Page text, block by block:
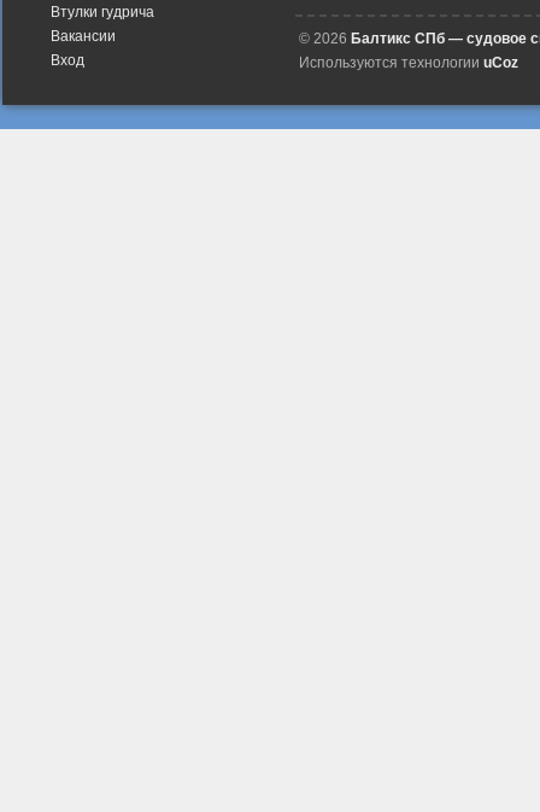
Втулки гудрича
Вакансии
Вход
© 2026 Балтикс СПб — судовое
Используются технологии uCoz